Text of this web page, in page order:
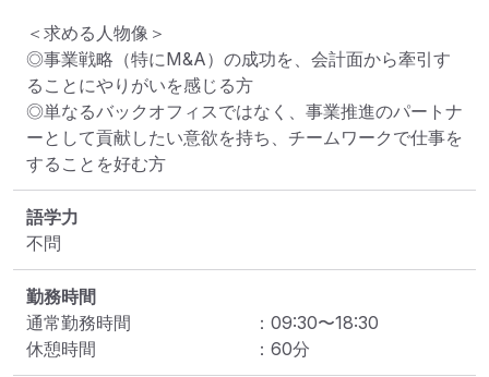
＜求める人物像＞
◎事業戦略（特にM&A）の成功を、会計面から牽引す
ることにやりがいを感じる方
◎単なるバックオフィスではなく、事業推進のパートナ
ーとして貢献したい意欲を持ち、チームワークで仕事を
することを好む方
語学力
不問
勤務時間
通常勤務時間
： 09:30〜18:30
休憩時間
： 60分